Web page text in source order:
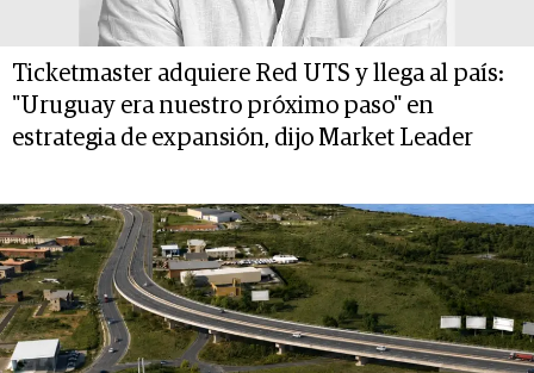
Ticketmaster adquiere Red UTS y llega al país:
"Uruguay era nuestro próximo paso" en
estrategia de expansión, dijo Market Leader